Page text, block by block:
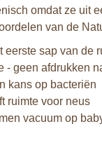
omdat ze uit
van de
eerste sap van de
- geen afdrukken
kans op bacteriën
ruimte voor neus
vacuum op